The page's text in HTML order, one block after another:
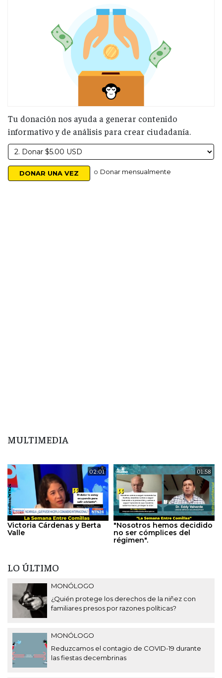
Tu donación nos ayuda a generar contenido
informativo y de análisis para crear ciudadanía.
o Donar mensualmente
MULTIMEDIA
02:01
Victoria Cárdenas y Berta
Valle
01:58
"Nosotros hemos decidido
no ser cómplices del
régimen".
LO ÚLTIMO
MONÓLOGO
¿Quién protege los derechos de la niñez con
familiares presos por razones políticas?
MONÓLOGO
Reduzcamos el contagio de COVID-19 durante
las fiestas decembrinas